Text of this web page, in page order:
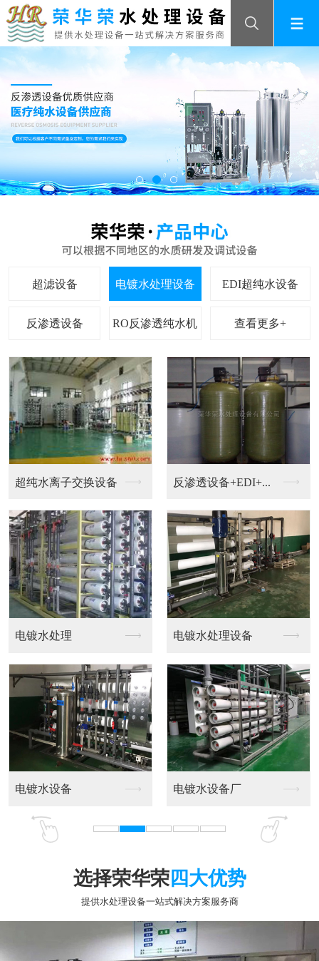
查看更多+
钟表，珠宝，电镀加工... 钟表清洗超纯水设备
EDI设备 超纯水机械设备
选择荣华荣四大优势
提供水处理设备一站式解决方案服务商
专业十五年行业经验